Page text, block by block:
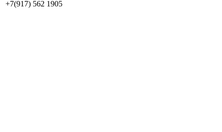
+7(917) 562 1905